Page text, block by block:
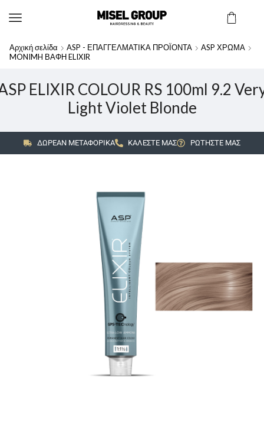
Αρχική σελίδα ASP - ΕΠΑΓΓΕΛΜΑΤΙΚΑ ΠΡΟΪΟΝΤΑ
ASP ΧΡΩΜΑ
MONIMH ΒΑΦΗ ELIXIR
ELIXIR COLOUR RS 100ml 9.2
Light Violet Blonde
ΔΩΡΕΑΝ ΜΕΤΑΦΟΡΙΚΑ ΚΑΛΕΣΤΕ ΜΑΣ ΡΩΤΗΣΤΕ ΜΑΣ